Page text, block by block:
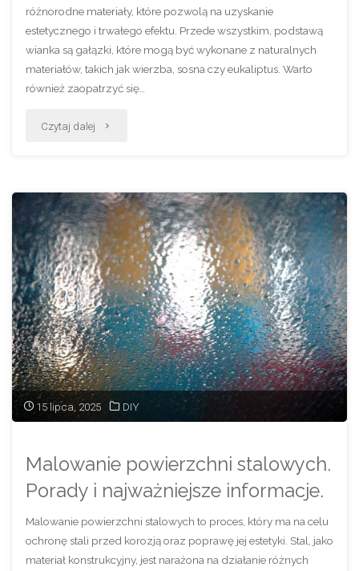
różnorodne materiały, które pozwolą na uzyskanie
estetycznego i trwałego efektu. Przede wszystkim, podstawą
wianka są gałązki, które mogą być wykonane z naturalnych
materiałów, takich jak wierzba, sosna czy eukaliptus. Warto
również zaopatrzyć się…
Czytaj dalej "Jak
na
drzwiach
krok
po
kroku?"
15 lipca, 2025 DIY
Malowanie powierzchni stalowych.
Porady i najważniejsze informacje.
Malowanie powierzchni stalowych to proces, który ma na celu
ochronę stali przed korozją oraz poprawę jej estetyki. Stal, jako
materiał konstrukcyjny, jest narażona na działanie różnych